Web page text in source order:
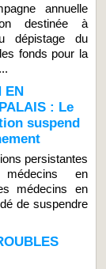
annuelle
destinée à
dépistage du
fonds pour la
EN
: Le
suspend
persistantes
en
médecins en
de suspendre